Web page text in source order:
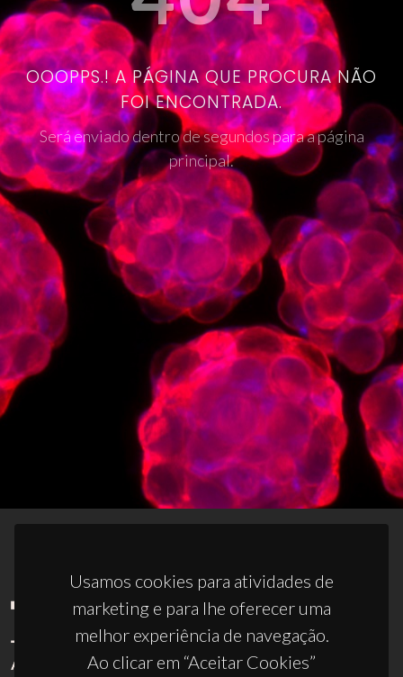
OOOPPS.! A PÁGINA QUE PROCURA NÃO
FOI ENCONTRADA.
Será enviado dentro de segundos para a página
principal.
Usamos cookies para atividades de
marketing e para lhe oferecer uma
melhor experiência de navegação.
Ao clicar em “Aceitar Cookies”